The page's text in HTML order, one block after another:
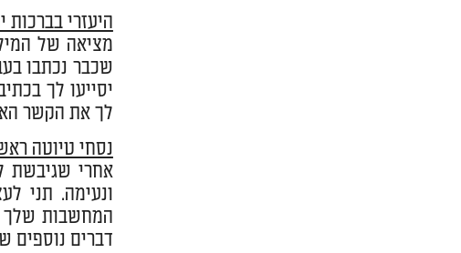
היעזרי
מציאה של
שכבר נכתבו
יסייעו לך
לך את הקשר
נסחי טיוטה
אחרי שגיבשת
ונעימה. תני
המחשבות שלך
דברים נוספים